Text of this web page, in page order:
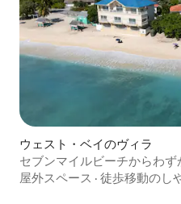
ウェスト・ベイのヴィラ
セブンマイルビーチからわ
屋外スペース · 徒歩移動のし